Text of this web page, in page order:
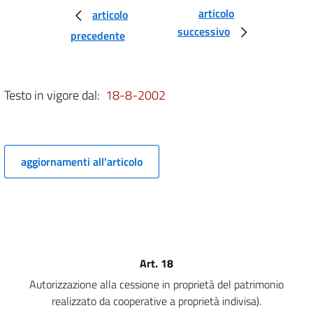
9
CAPO IV
RECUPERO
11
CAPO V
PROGRAMMI INTEGRATI
articolo
precedente
articolo
successivo
Testo in vigore dal: 18-8-2002
aggiornamenti all'articolo
Art. 18
Autorizzazione alla cessione in proprietà del patrimonio
realizzato da cooperative a proprietà indivisa).